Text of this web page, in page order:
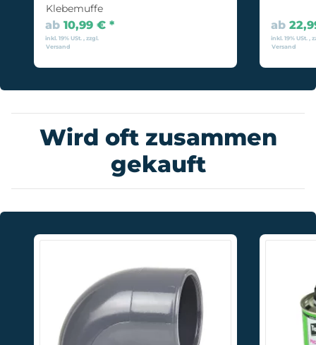
Klebemuffe
ab 10,99 € *
inkl. 19% USt. , zzgl.
Versand
ab
inkl. 19% USt. ,
Versand
Wird oft zusammen
gekauft